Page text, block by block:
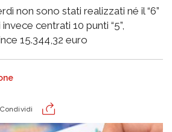
non sono stati realizzati né il “6”
invece centrati 10 punti “5”,
15.344,32 euro
Condividi